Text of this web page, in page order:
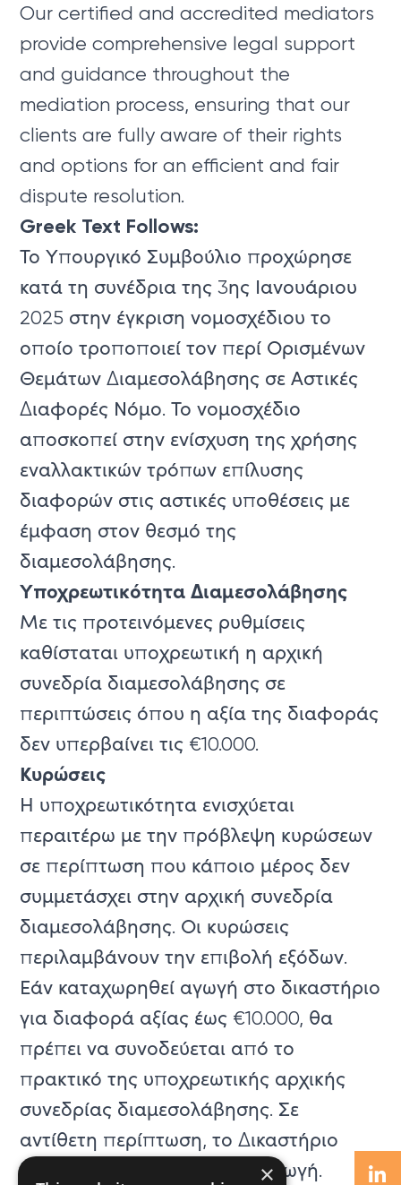
Our certified and accredited mediators
provide comprehensive legal support
and guidance throughout the
mediation process, ensuring that our
clients are fully aware of their rights
and options for an efficient and fair
dispute resolution.
Greek Text Follows:
Το Υπουργικό Συμβούλιο προχώρησε
κατά τη συνέδρια της 3ης Ιανουάριου
2025 στην έγκριση νομοσχέδιου το
οποίο τροποποιεί τον περί Ορισμένων
Θεμάτων Διαμεσολάβησης σε Αστικές
Διαφορές Νόμο. Το νομοσχέδιο
αποσκοπεί στην ενίσχυση της χρήσης
εναλλακτικών τρόπων επίλυσης
διαφορών στις αστικές υποθέσεις με
έμφαση στον θεσμό της
διαμεσολάβησης.
Υποχρεωτικότητα Διαμεσολάβησης
Με τις προτεινόμενες ρυθμίσεις
καθίσταται υποχρεωτική η αρχική
συνεδρία διαμεσολάβησης σε
περιπτώσεις όπου η αξία της διαφοράς
δεν υπερβαίνει τις €10.000.
Κυρώσεις
Η υποχρεωτικότητα ενισχύεται
περαιτέρω με την πρόβλεψη κυρώσεων
σε περίπτωση που κάποιο μέρος δεν
συμμετάσχει στην αρχική συνεδρία
διαμεσολάβησης. Οι κυρώσεις
περιλαμβάνουν την επιβολή εξόδων.
Εάν καταχωρηθεί αγωγή στο δικαστήριο
για διαφορά αξίας έως €10.000, θα
πρέπει να συνοδεύεται από το
πρακτικό της υποχρεωτικής αρχικής
συνεδρίας διαμεσολάβησης. Σε
αντίθετη περίπτωση, το Δικαστήριο
δύναται να απορρίψει την αγωγή.
×